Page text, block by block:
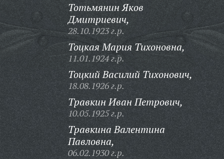
Тотьмянин Яков
Дмитриевич,
28.10.1923 г.р.
Тоцкая Мария Тихоновна,
11.01.1924 г.р.
Тоцкий Василий Тихонович,
18.08.1926 г.р.
Травкин Иван Петрович,
10.05.1925 г.р.
Травкина Валентина
Павловна,
06.02.1930 г.р.